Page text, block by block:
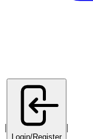
|
Login/Register
|